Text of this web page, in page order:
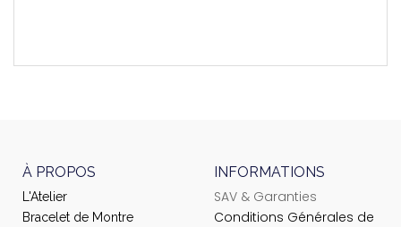
À PROPOS
L'Atelier
Bracelet de Montre
INFORMATIONS
SAV & Garanties
Conditions Générales de